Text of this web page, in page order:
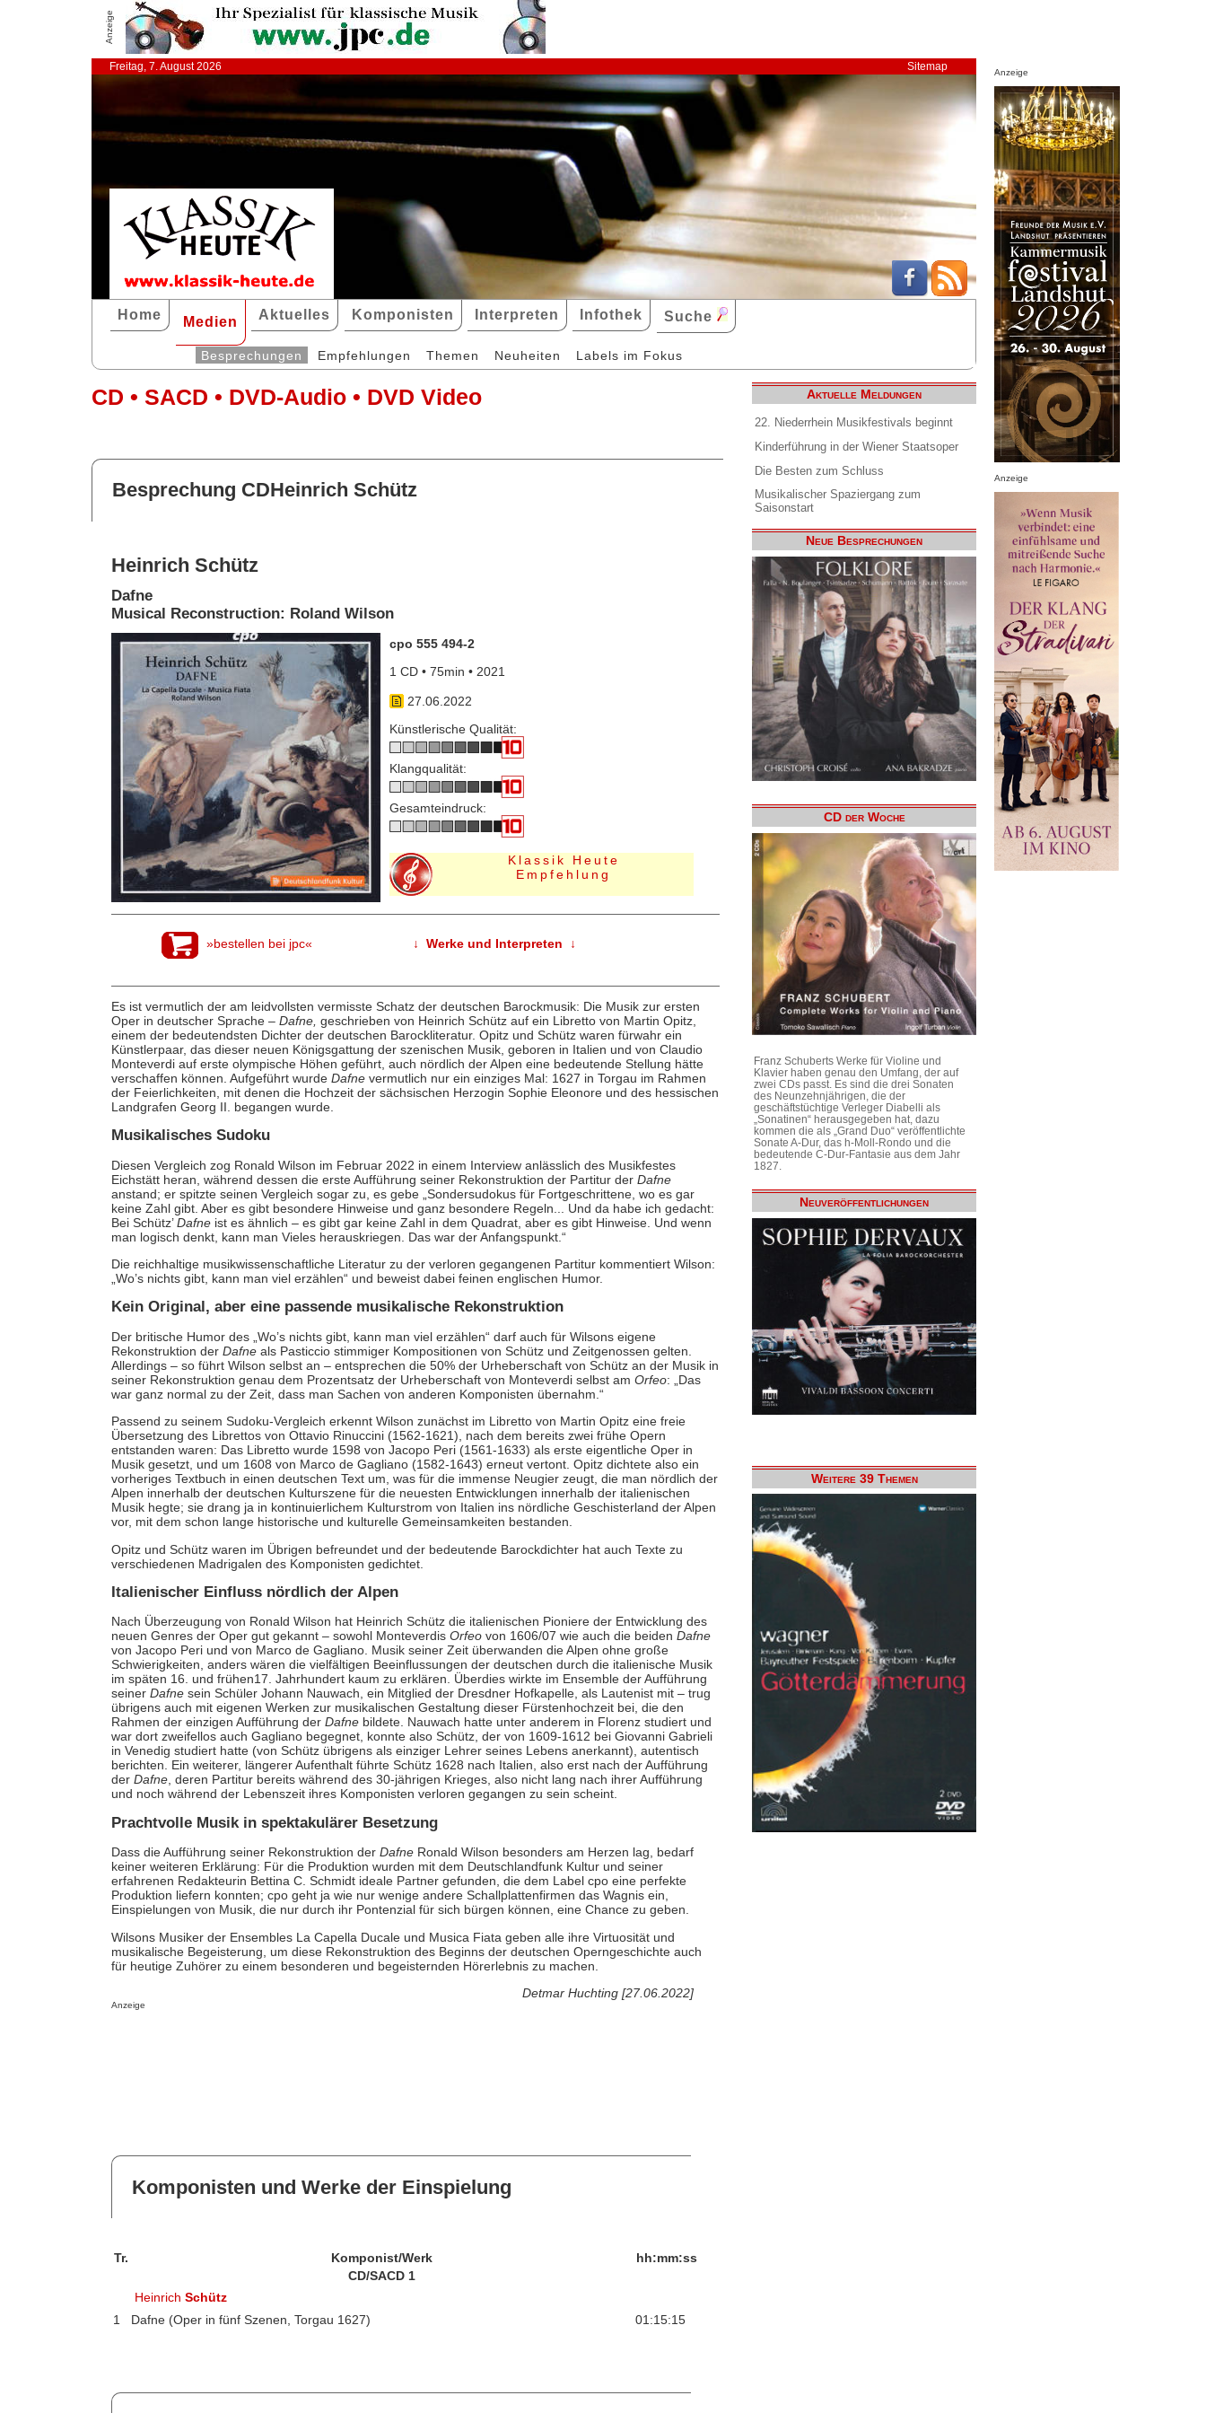
Anzeige
Freitag, 7. August 2026 Sitemap
Home Medien Aktuelles Komponisten Interpreten Infothek Suche
Besprechungen Empfehlungen Themen Neuheiten Labels im Fokus
CD • SACD • DVD-Audio • DVD Video
Besprechung CDHeinrich Schütz
Heinrich Schütz
Dafne
Musical Reconstruction: Roland Wilson
cpo 555 494-2
1 CD • 75min • 2021
27.06.2022
Künstlerische Qualität:
Klangqualität:
Gesamteindruck:
Klassik Heute
Empfehlung
»bestellen bei jpc« ↓ Werke und Interpreten ↓
Es ist vermutlich der am leidvollsten vermisste Schatz der deutschen Barockmusik: Die Musik zur ersten
Oper in deutscher Sprache – Dafne, geschrieben von Heinrich Schütz auf ein Libretto von Martin Opitz,
einem der bedeutendsten Dichter der deutschen Barockliteratur. Opitz und Schütz waren fürwahr ein
Künstlerpaar, das dieser neuen Königsgattung der szenischen Musik, geboren in Italien und von Claudio
Monteverdi auf erste olympische Höhen geführt, auch nördlich der Alpen eine bedeutende Stellung hätte
verschaffen können. Aufgeführt wurde Dafnevermutlich nur ein einziges Mal: 1627 in Torgau im Rahmen
der Feierlichkeiten, mit denen die Hochzeit der sächsischen Herzogin Sophie Eleonore und des hessischen
Landgrafen Georg II. begangen wurde.
Musikalisches Sudoku
Diesen Vergleich zog Ronald Wilson im Februar 2022 in einem Interview anlässlich des Musikfestes
Eichstätt heran, während dessen die erste Aufführung seiner Rekonstruktion der Partitur der Dafne
anstand; er spitzte seinen Vergleich sogar zu, es gebe „Sondersudokus für Fortgeschrittene, wo es gar
keine Zahl gibt. Aber es gibt besondere Hinweise und ganz besondere Regeln... Und da habe ich gedacht:
Bei Schütz’Dafneist es ähnlich – es gibt gar keine Zahl in dem Quadrat, aber es gibt Hinweise. Und wenn
man logisch denkt, kann man Vieles herauskriegen. Das war der Anfangspunkt.“
Die reichhaltige musikwissenschaftliche Literatur zu der verloren gegangenen Partitur kommentiert Wilson:
„Wo’s nichts gibt, kann man viel erzählen“ und beweist dabei feinen englischen Humor.
Kein Original, aber eine passende musikalische Rekonstruktion
Der britische Humor des „Wo’s nichts gibt, kann man viel erzählen“ darf auch für Wilsons eigene
Rekonstruktion der Dafneals Pasticcio stimmiger Kompositionen von Schütz und Zeitgenossen gelten.
Allerdings – so führt Wilson selbst an – entsprechen die 50% der Urheberschaft von Schütz an der Musik in
seiner Rekonstruktion genau dem Prozentsatz der Urheberschaft von Monteverdi selbst am Orfeo: „Das
war ganz normal zu der Zeit, dass man Sachen von anderen Komponisten übernahm.“
Passend zu seinem Sudoku-Vergleich erkennt Wilson zunächst im Libretto von Martin Opitz eine freie
Übersetzung des Librettos von Ottavio Rinuccini (1562-1621), nach dem bereits zwei frühe Opern
entstanden waren: Das Libretto wurde 1598 von Jacopo Peri (1561-1633) als erste eigentliche Oper in
Musik gesetzt, und um 1608 von Marco de Gagliano (1582-1643) erneut vertont. Opitz dichtete also ein
vorheriges Textbuch in einen deutschen Text um, was für die immense Neugier zeugt, die man nördlich der
Alpen innerhalb der deutschen Kulturszene für die neuesten Entwicklungen innerhalb der italienischen
Musik hegte; sie drang ja in kontinuierlichem Kulturstrom von Italien ins nördliche Geschisterland der Alpen
vor, mit dem schon lange historische und kulturelle Gemeinsamkeiten bestanden.
Opitz und Schütz waren im Übrigen befreundet und der bedeutende Barockdichter hat auch Texte zu
verschiedenen Madrigalen des Komponisten gedichtet.
Italienischer Einfluss nördlich der Alpen
Nach Überzeugung von Ronald Wilson hat Heinrich Schütz die italienischen Pioniere der Entwicklung des
neuen Genres der Oper gut gekannt – sowohl Monteverdis Orfeovon 1606/07 wie auch die beiden Dafne
von Jacopo Peri und von Marco de Gagliano. Musik seiner Zeit überwanden die Alpen ohne große
Schwierigkeiten, anders wären die vielfältigen Beeinflussungen der deutschen durch die italienische Musik
im späten 16. und frühen17. Jahrhundert kaum zu erklären. Überdies wirkte im Ensemble der Aufführung
seiner Dafnesein Schüler Johann Nauwach, ein Mitglied der Dresdner Hofkapelle, als Lautenist mit – trug
übrigens auch mit eigenen Werken zur musikalischen Gestaltung dieser Fürstenhochzeit bei, die den
Rahmen der einzigen Aufführung der Dafnebildete. Nauwach hatte unter anderem in Florenz studiert und
war dort zweifellos auch Gagliano begegnet, konnte also Schütz, der von 1609-1612 bei Giovanni Gabrieli
in Venedig studiert hatte (von Schütz übrigens als einziger Lehrer seines Lebens anerkannt), autentisch
berichten. Ein weiterer, längerer Aufenthalt führte Schütz 1628 nach Italien, also erst nach der Aufführung
der Dafne, deren Partitur bereits während des 30-jährigen Krieges, also nicht lang nach ihrer Aufführung
und noch während der Lebenszeit ihres Komponisten verloren gegangen zu sein scheint.
Prachtvolle Musik in spektakulärer Besetzung
Dass die Aufführung seiner Rekonstruktion der DafneRonald Wilson besonders am Herzen lag, bedarf
keiner weiteren Erklärung: Für die Produktion wurden mit dem Deutschlandfunk Kultur und seiner
erfahrenen Redakteurin Bettina C. Schmidt ideale Partner gefunden, die dem Label cpo eine perfekte
Produktion liefern konnten; cpo geht ja wie nur wenige andere Schallplattenfirmen das Wagnis ein,
Einspielungen von Musik, die nur durch ihr Pontenzial für sich bürgen können, eine Chance zu geben.
Wilsons Musiker der Ensembles La Capella Ducale und Musica Fiata geben alle ihre Virtuosität und
musikalische Begeisterung, um diese Rekonstruktion des Beginns der deutschen Operngeschichte auch
für heutige Zuhörer zu einem besonderen und begeisternden Hörerlebnis zu machen.
Detmar Huchting [27.06.2022]
Anzeige
Komponisten und Werke der Einspielung
Tr. Komponist/Werk
hh:mm:ss
CD/SACD 1
HeinrichSchütz
1
Dafne (Oper in fünf Szenen, Torgau 1627) 01:15:15
Aktuelle Meldungen
22. Niederrhein Musikfestivals beginnt
Kinderführung in der Wiener Staatsoper
Die Besten zum Schluss
Musikalischer Spaziergang zum
Saisonstart
Neue Besprechungen
CD der Woche
Franz Schuberts Werke für Violine und
Klavier haben genau den Umfang, der auf
zwei CDs passt. Es sind die drei Sonaten
des Neunzehnjährigen, die der
geschäftstüchtige Verleger Diabelli als
„Sonatinen“ herausgegeben hat, dazu
kommen die als „Grand Duo“ veröffentlichte
Sonate A-Dur, das h-Moll-Rondo und die
bedeutende C-Dur-Fantasie aus dem Jahr
1827.
Neuveröffentlichungen
Weitere 39 Themen
Anzeige
Anzeige